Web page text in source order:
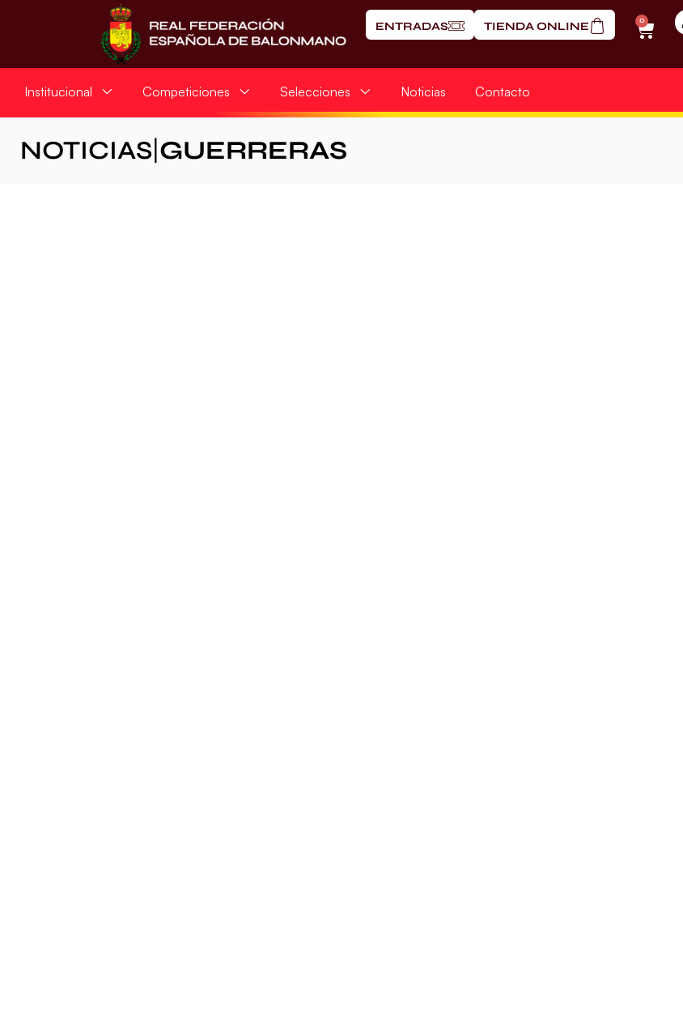
ENTRADAS TIENDA ONLINE 0
Institucional Competiciones Selecciones Noticias Contacto
NOTICIAS GUERRERAS